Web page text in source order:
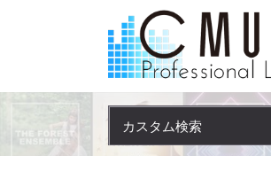
カスタム検索